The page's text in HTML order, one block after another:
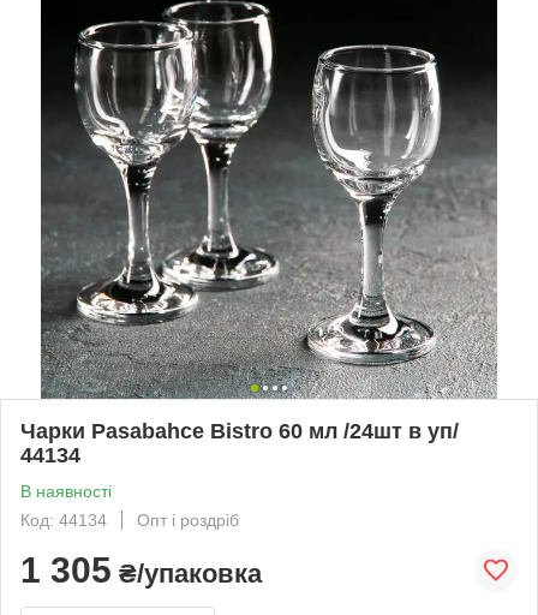
Чарки Pasabahce Bistro 60 мл /24шт в уп/
44134
В наявності
Код: 44134
Опт і роздріб
1 305 ₴/упаковка